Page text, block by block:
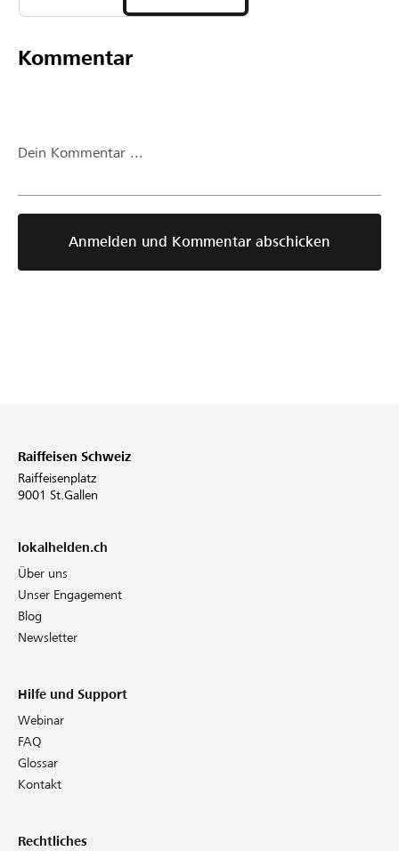
Kommentar
Dein Kommentar ...
Anmelden und Kommentar abschicken
Raiffeisen Schweiz
Raiffeisenplatz
9001 St.Gallen
lokalhelden.ch
Über uns
Unser Engagement
Blog
Newsletter
Hilfe und Support
Webinar
FAQ
Glossar
Kontakt
Rechtliches